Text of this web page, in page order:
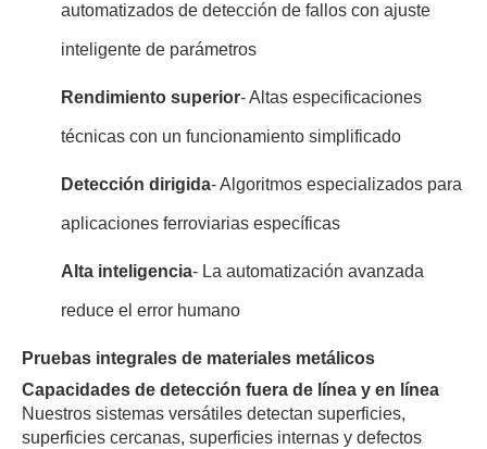
automatizados de detección de fallos con ajuste
inteligente de parámetros
Rendimiento superior- Altas especificaciones
técnicas con un funcionamiento simplificado
Detección dirigida- Algoritmos especializados para
aplicaciones ferroviarias específicas
Alta inteligencia- La automatización avanzada
reduce el error humano
Pruebas integrales de materiales metálicos
Capacidades de detección fuera de línea y en línea
Nuestros sistemas versátiles detectan superficies,
superficies cercanas, superficies internas y defectos